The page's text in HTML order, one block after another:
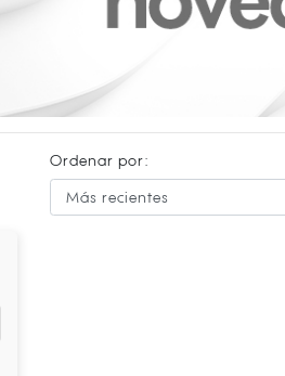
Ordenar por: